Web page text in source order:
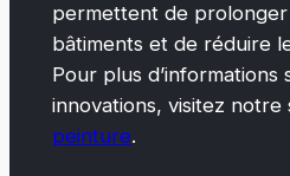
permettent de
bâtiments et de réduire
Pour plus d’informations
innovations, visitez notre
peinture.